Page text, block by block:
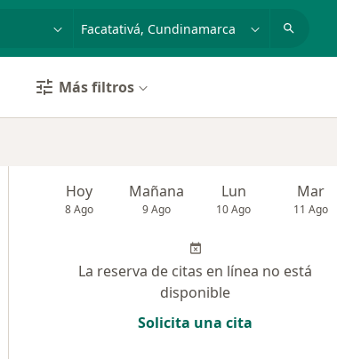
p. ej. Bogotá
Más filtros
Hoy
8 Ago
Mañana
9 Ago
Lun
10 Ago
Mar
11 Ago
La reserva de citas en línea no está
disponible
Solicita una cita